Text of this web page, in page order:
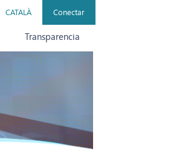
Conectar
CATALÀ
Transparencia